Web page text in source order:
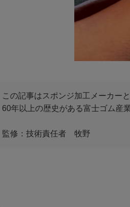
この記事はスポンジ加工メーカーと
60年以上の歴史がある富士ゴム産
監修：技術責任者 牧野